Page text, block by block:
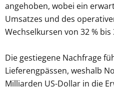
angehoben, wobei ein
Umsatzes und des
Wechselkursen von 32 %
Die gestiegene Nachfrage
Lieferengpässen, weshalb
Milliarden US-Dollar in die